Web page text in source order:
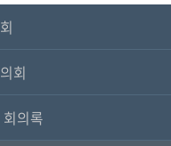
회
의록